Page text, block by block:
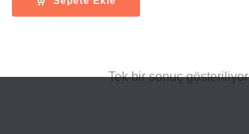
Tek bir sonuç gösteriliyor